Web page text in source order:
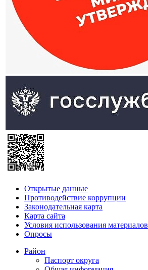
Открытые данные
Противодействие коррупции
Законодательная карта
Карта сайта
Условия использования материалов
Опросы
Район
Паспорт округа